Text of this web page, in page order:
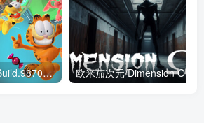
加菲猫千层面派对 Build.9870991|动作冒险|容量576MB|免安装绿色中文版